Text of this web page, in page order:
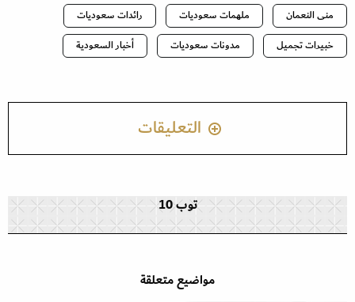
منى النعمان
ملهمات سعوديات
رائدات سعوديات
خبيرات تجميل
مدونات سعوديات أخبار السعودية
التعليقات
توب 10
مواضيع متعلقة